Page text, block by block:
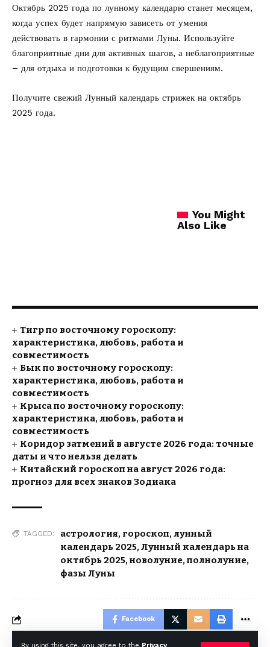
Октябрь 2025 года по лунному календарю станет месяцем,
когда успех будет напрямую зависеть от умения
действовать в гармонии с ритмами Луны. Используйте
благоприятные дни для активных шагов, а неблагоприятные
– для отдыха и подготовки к будущим свершениям.
Получите свежий Лунный календарь стрижек на октябрь
2025 года.
You Might
Also Like
Тигр по восточному гороскопу:
характеристика, любовь, работа и
совместимость
Бык по восточному гороскопу:
характеристика, любовь, работа и
совместимость
Крыса по восточному гороскопу:
характеристика, любовь, работа и
совместимость
Коридор затмений в августе 2026 года: точные
даты и что нельзя делать
Китайский гороскоп на август 2026 года:
прогноз для всех знаков Зодиака
TAGGED: астрология, гороскоп,лунный
календарь 2025,Лунный календарь на
октябрь 2025,новолуние,полнолуние,
фазы Луны
Facebook